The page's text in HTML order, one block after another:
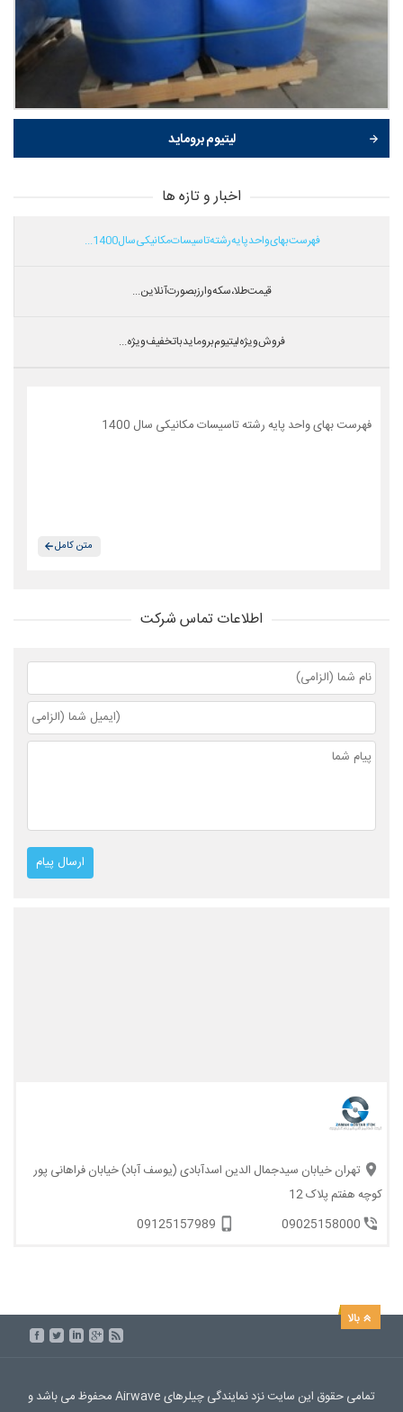
لیتیوم بروماید
اخبار و تازه ها
فهرست بهای واحد پایه رشته تاسیسات مکانیکی سال 1400...
قیمت طلا،سکه و ارز بصورت آنلاین...
فروش ویژه لیتیوم بروماید با تخفیف ویژه...
فهرست بهای واحد پایه رشته تاسیسات مکانیکی سال 1400
متن کامل
اطلاعات تماس شرکت
تهران خیابان سیدجمال الدین اسدآبادی (یوسف آباد) خیابان فراهانی پور
کوچه هفتم پلاک 12
09025158000
09125157989
تمامی حقوق این سایت نزد نمایندگی چیلرهای Airwave محفوظ می باشد و